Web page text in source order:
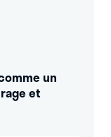
un
et